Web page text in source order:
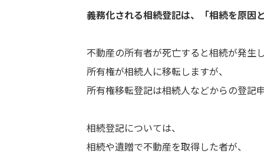
義務化される相続登記は、 「相続を原因
不動産の所有者が死亡すると相続が発生
所有権が相続人に移転しますが、
所有権移転登記は相続人などからの登記
相続登記については、
相続や遺贈で不動産を取得した者が、